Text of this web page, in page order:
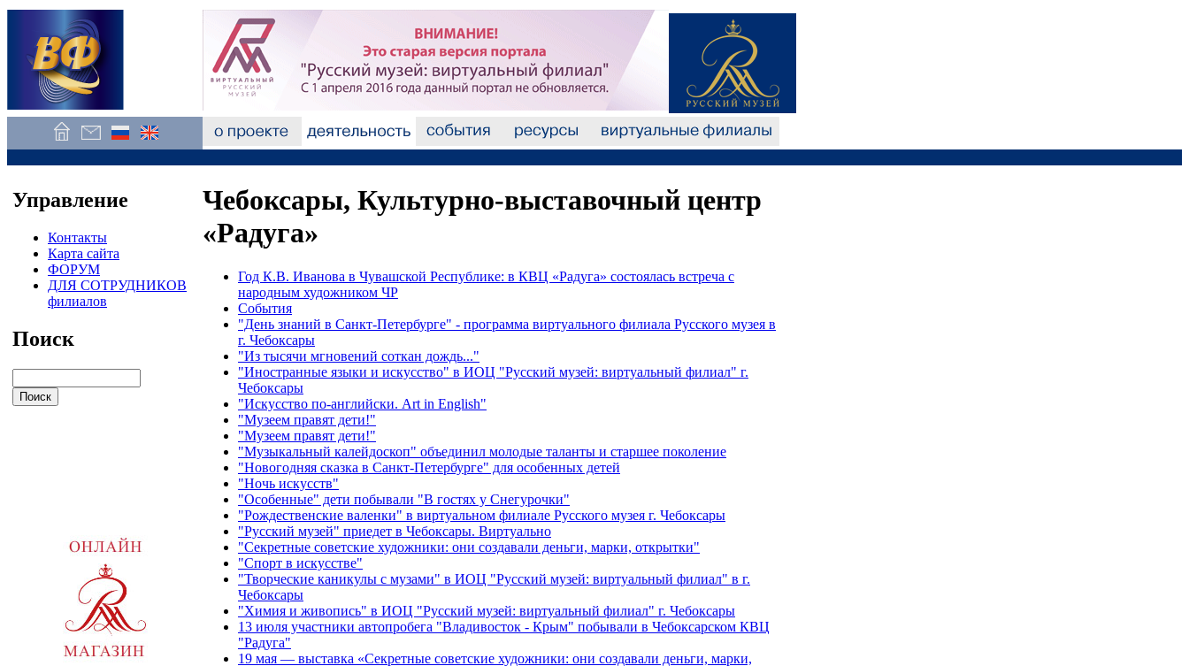
Управление
Контакты
Карта сайта
ФОРУМ
ДЛЯ СОТРУДНИКОВ
филиалов
Поиск
Чебоксары, Культурно-выставочный центр
«Радуга»
Год К.В. Иванова в Чувашской Республике: в КВЦ «Радуга» состоялась встреча с
народным художником ЧР
События
"День знаний в Санкт-Петербурге" - программа виртуального филиала Русского музея в
г. Чебоксары
"Из тысячи мгновений соткан дождь..."
"Иностранные языки и искусство" в ИОЦ "Русский музей: виртуальный филиал" г.
Чебоксары
"Искусство по-английски. Art in English"
"Музеем правят дети!"
"Музеем правят дети!"
"Музыкальный калейдоскоп" объединил молодые таланты и старшее поколение
"Новогодняя сказка в Санкт-Петербурге" для особенных детей
"Ночь искусств"
"Особенные" дети побывали "В гостях у Снегурочки"
"Рождественские валенки" в виртуальном филиале Русского музея г. Чебоксары
"Русский музей" приедет в Чебоксары. Виртуально
"Секретные советские художники: они создавали деньги, марки, открытки"
"Спорт в искусстве"
"Творческие каникулы с музами" в ИОЦ "Русский музей: виртуальный филиал" в г.
Чебоксары
"Химия и живопись" в ИОЦ "Русский музей: виртуальный филиал" г. Чебоксары
13 июля участники автопробега "Владивосток - Крым" побывали в Чебоксарском КВЦ
"Радуга"
19 мая — выставка «Секретные советские художники: они создавали деньги, марки,